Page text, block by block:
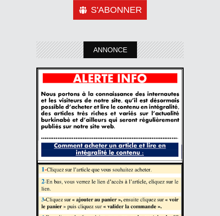
S'ABONNER
ANNONCE